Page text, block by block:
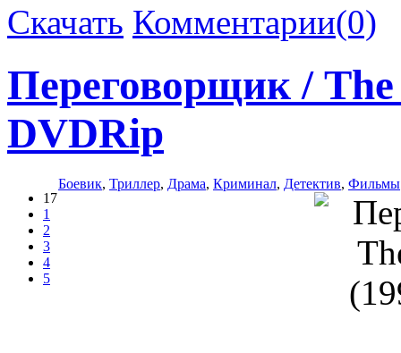
Скачать Комментарии(0)
Переговорщик /
DVDRip
17
1
2
3
4
5
Боевик, Триллер, Драма, Криминал, Детектив, Фильмы